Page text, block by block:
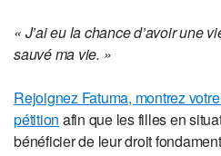
« J’ai eu la chance d’avoir une
sauvé ma vie. »
Rejoignez Fatuma, montrez
pétition afin que les filles en
bénéficier de leur droit